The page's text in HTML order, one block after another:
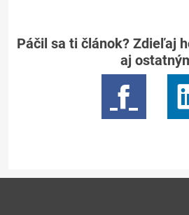
Páčil sa ti článok? Zdieľaj
aj